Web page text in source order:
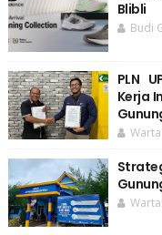
Blibli
Budi
PLN
Kerja